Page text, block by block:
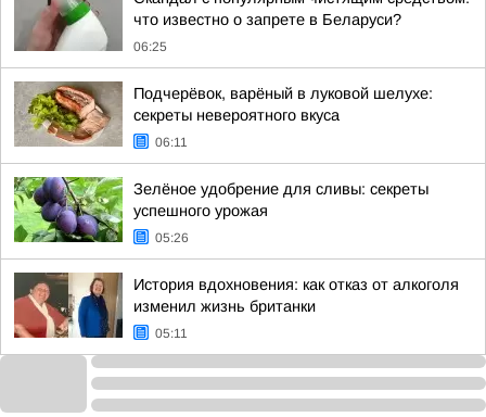
что известно о запрете в Беларуси?
06:25
Подчерёвок, варёный в луковой шелухе:
секреты невероятного вкуса
06:11
Зелёное удобрение для сливы: секреты
успешного урожая
05:26
История вдохновения: как отказ от алкоголя
изменил жизнь британки
05:11